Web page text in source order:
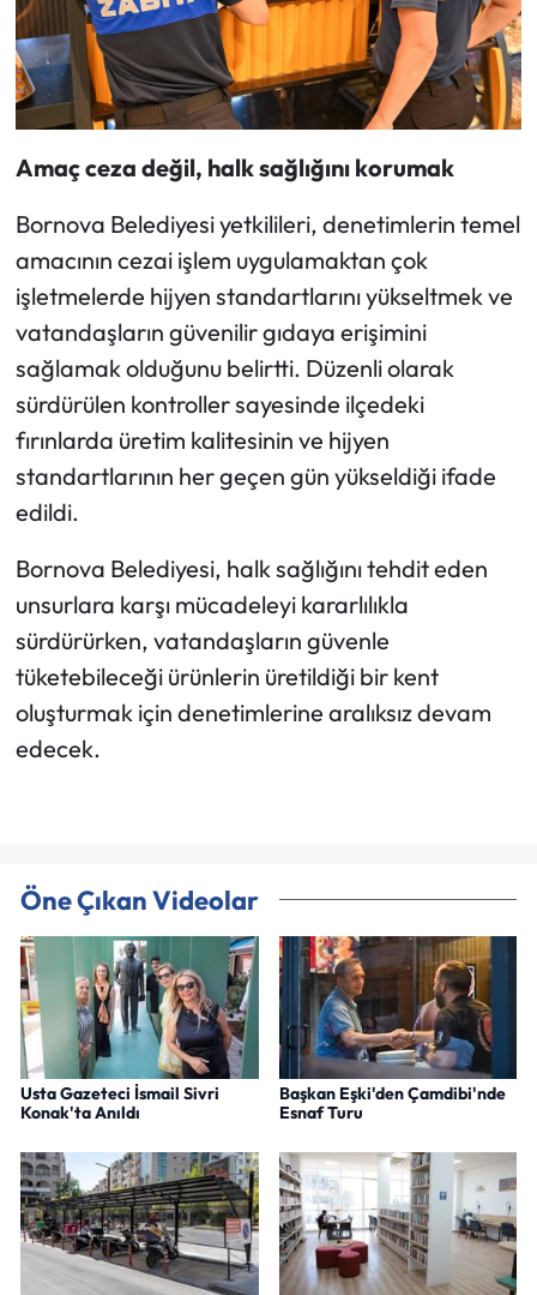
Amaç ceza değil, halk sağlığını korumak
Bornova Belediyesi yetkilileri, denetimlerin temel
amacının cezai işlem uygulamaktan çok
işletmelerde hijyen standartlarını yükseltmek ve
vatandaşların güvenilir gıdaya erişimini
sağlamak olduğunu belirtti. Düzenli olarak
sürdürülen kontroller sayesinde ilçedeki
fırınlarda üretim kalitesinin ve hijyen
standartlarının her geçen gün yükseldiği ifade
edildi.
Bornova Belediyesi, halk sağlığını tehdit eden
unsurlara karşı mücadeleyi kararlılıkla
sürdürürken, vatandaşların güvenle
tüketebileceği ürünlerin üretildiği bir kent
oluşturmak için denetimlerine aralıksız devam
edecek.
Öne Çıkan Videolar
Usta Gazeteci İsmail Sivri
Konak'ta Anıldı
Başkan Eşki'den Çamdibi'nde
Esnaf Turu